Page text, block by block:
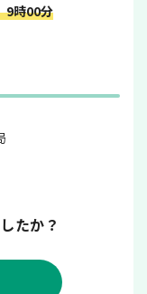
9時00分
たか？